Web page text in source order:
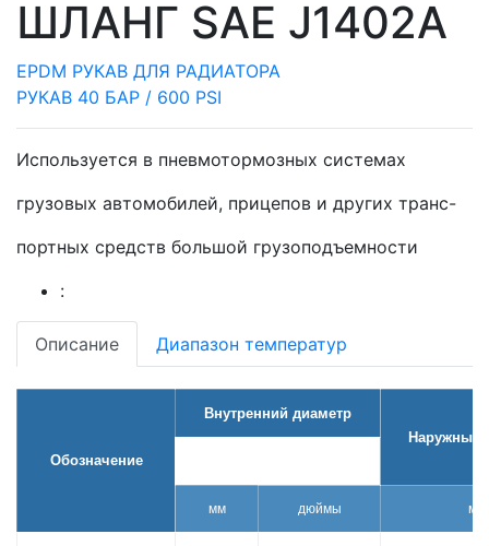
ШЛАНГ SAE J1402A
EPDM РУКАВ ДЛЯ РАДИАТОРА
РУКАВ 40 БАР / 600 PSI
Используется в пневмотормозных системах
грузовых автомобилей, прицепов и других транс-
портных средств большой грузоподъемности
:
Описание Диапазон температур
Обозначение
Внутренний диаметр
Наружный
мм дюймы мм